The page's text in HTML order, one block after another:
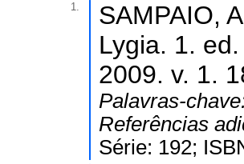
1.
SAMPAIO,
Lygia. 1.
2009. v. 1.
Palavras-
Referências
Série: 192;